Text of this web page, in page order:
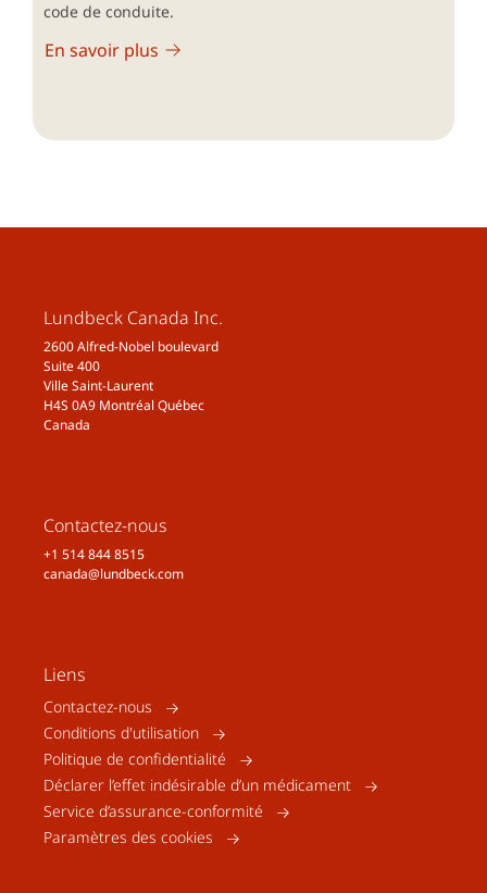
code de conduite.
En savoir plus
Lundbeck Canada Inc.
2600 Alfred-Nobel boulevard
Suite 400
Ville Saint-Laurent
H4S 0A9 Montréal Québec
Canada
Contactez-nous
+1 514 844 8515
canada@lundbeck.com
Liens
Contactez-nous
Conditions d'utilisation
Politique de confidentialité
Déclarer l’effet indésirable d’un médicament
Service d’assurance-conformité
Paramètres des cookies